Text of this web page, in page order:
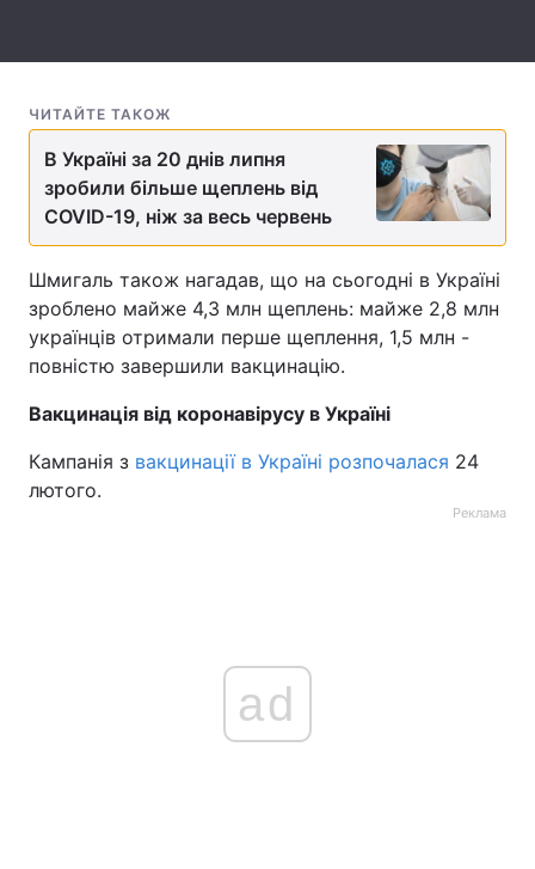
Контакти
Послуги
Тема оформлення
ЧИТАЙТЕ ТАКОЖ
В Україні за 20 днів липня
зробили більше щеплень від
COVID-19, ніж за весь червень
Шмигаль також нагадав, що на сьогодні в Україні
зроблено майже 4,3 млн щеплень: майже 2,8 млн
українців отримали перше щеплення, 1,5 млн -
повністю завершили вакцинацію.
Вакцинація від коронавірусу в Україні
Кампанія з вакцинації в Україні розпочалася 24
лютого.
Реклама
ad